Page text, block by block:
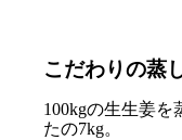
こだわりの蒸
100kgの生生姜
たの7kg。